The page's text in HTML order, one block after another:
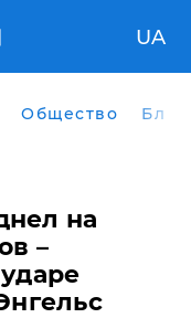
UA
Общество
на
–